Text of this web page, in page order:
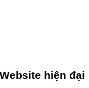
hiện đại